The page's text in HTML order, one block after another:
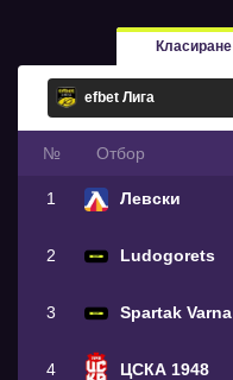
Класиране
№ Oтбор
1 Левски
2 Ludogorets
3 Spartak Varna
4 ЦСКА 1948